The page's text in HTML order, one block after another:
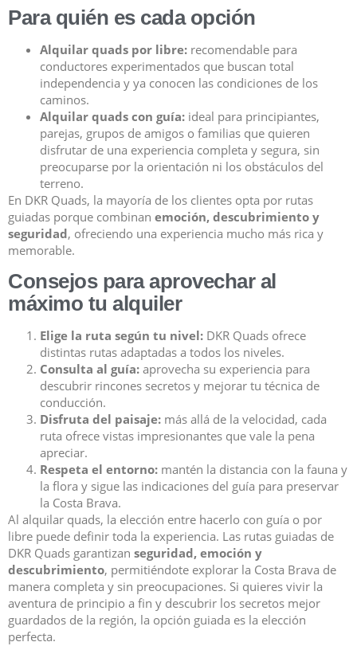
Para quién es cada opción
Alquilar quads por libre: recomendable para
conductores experimentados que buscan total
independencia y ya conocen las condiciones de los
caminos.
Alquilar quads con guía: ideal para principiantes,
parejas, grupos de amigos o familias que quieren
disfrutar de una experiencia completa y segura, sin
preocuparse por la orientación ni los obstáculos del
terreno.
En DKR Quads, la mayoría de los clientes opta por rutas
guiadas porque combinan emoción, descubrimiento y
seguridad, ofreciendo una experiencia mucho más rica y
memorable.
Consejos para aprovechar al
máximo tu alquiler
Elige la ruta según tu nivel: DKR Quads ofrece
distintas rutas adaptadas a todos los niveles.
Consulta al guía: aprovecha su experiencia para
descubrir rincones secretos y mejorar tu técnica de
conducción.
Disfruta del paisaje: más allá de la velocidad, cada
ruta ofrece vistas impresionantes que vale la pena
apreciar.
Respeta el entorno: mantén la distancia con la fauna y
la flora y sigue las indicaciones del guía para preservar
la Costa Brava.
Al alquilar quads, la elección entre hacerlo con guía o por
libre puede definir toda la experiencia. Las rutas guiadas de
DKR Quads garantizan seguridad, emoción y
descubrimiento, permitiéndote explorar la Costa Brava de
manera completa y sin preocupaciones. Si quieres vivir la
aventura de principio a fin y descubrir los secretos mejor
guardados de la región, la opción guiada es la elección
perfecta.